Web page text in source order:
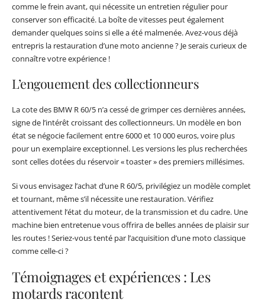
comme le frein avant, qui nécessite un entretien régulier pour
conserver son efficacité. La boîte de vitesses peut également
demander quelques soins si elle a été malmenée. Avez-vous déjà
entrepris la restauration d’une moto ancienne ? Je serais curieux de
connaître votre expérience !
L’engouement des collectionneurs
La cote des BMW R 60/5 n’a cessé de grimper ces dernières années,
signe de l’intérêt croissant des collectionneurs. Un modèle en bon
état se négocie facilement entre 6000 et 10 000 euros, voire plus
pour un exemplaire exceptionnel. Les versions les plus recherchées
sont celles dotées du réservoir « toaster » des premiers millésimes.
Si vous envisagez l’achat d’une R 60/5, privilégiez un modèle complet
et tournant, même s’il nécessite une restauration. Vérifiez
attentivement l’état du moteur, de la transmission et du cadre. Une
machine bien entretenue vous offrira de belles années de plaisir sur
les routes ! Seriez-vous tenté par l’acquisition d’une moto classique
comme celle-ci ?
Témoignages et expériences : Les
motards racontent